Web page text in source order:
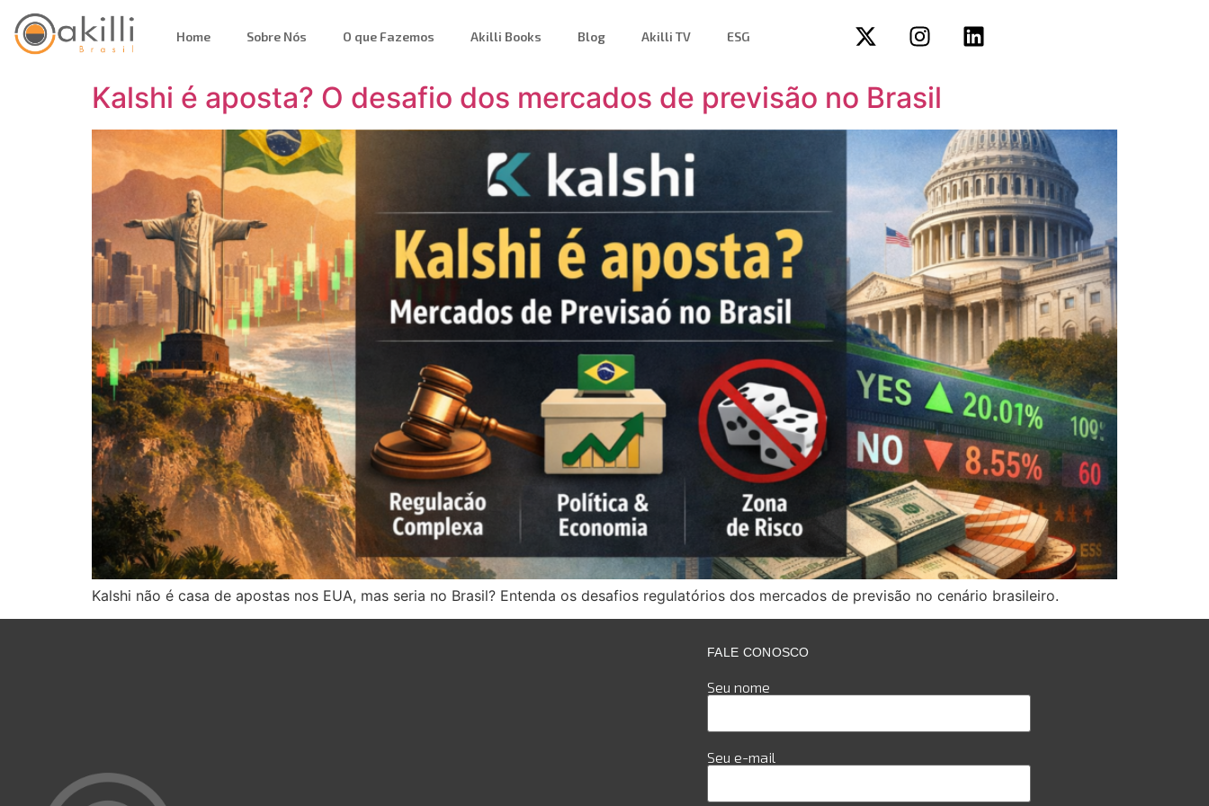
Home Sobre Nós O que Fazemos Akilli Books Blog Akilli TV ESG
Kalshi é aposta? O desafio dos mercados de previsão no Brasil
Kalshi não é casa de apostas nos EUA, mas seria no Brasil? Entenda os desafios regulatórios dos mercados de previsão no cenário brasileiro.
FALE CONOSCO
Seu nome
Seu e-mail